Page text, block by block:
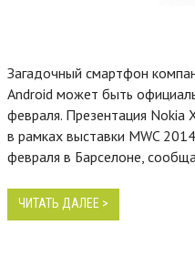
Загадочный смартфон
Android может быть
февраля. Презентация Nokia
в рамках выставки MWC
февраля в Барселоне,
ЧИТАТЬ ДАЛЕЕ >